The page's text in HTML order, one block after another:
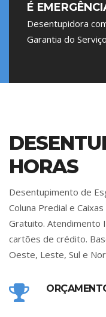
É
Desentupidora
Garantia do
HORAS
Desentupimento de
Coluna Predial e
Gratuito. Atendimento
cartões de crédito.
Oeste, Leste, Sul e